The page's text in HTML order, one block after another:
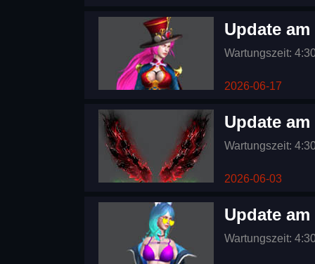
Update am
Wartungszeit:
2026-06-17
Update am
Wartungszeit:
2026-06-03
Update am
Wartungszeit: